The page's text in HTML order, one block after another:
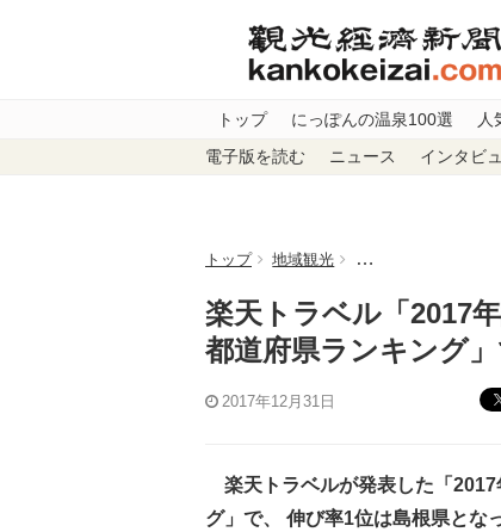
トップ にっぽんの温泉100選 人
電子版を読む ニュース インタビ
トップ 地域観光 楽天トラベル「
楽天トラベル「2017
都道府県ランキング
2017年12月31日
楽天トラベルが発表した「2017
グ」で、 伸び率1位は島根県とな